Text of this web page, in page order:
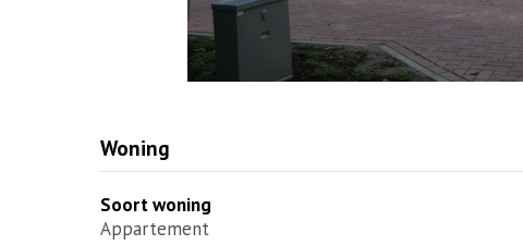
Woning
Soort woning
Appartement